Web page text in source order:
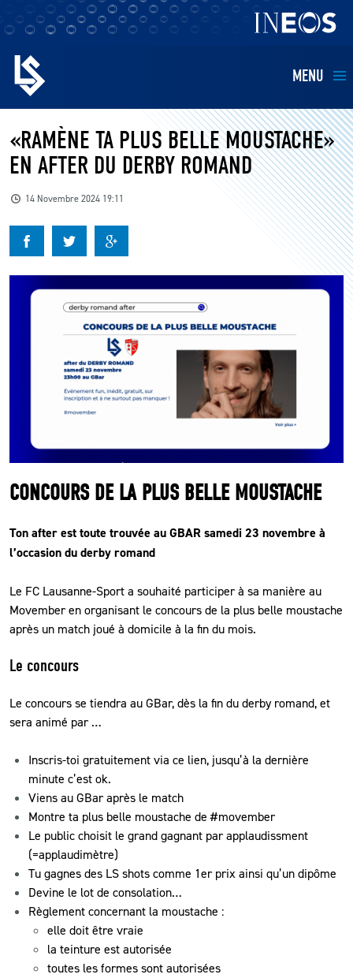
MENU
EQUIPES
BILLETTERIE
KIDS
BUSINESS
L’APP DU LS
MATCH DES CELEBRITES
PRESSE ET MEDIAS
«RAMÈNE TA PLUS BELLE MOUSTACHE»
EN AFTER DU DERBY ROMAND
14 Novembre 2024 19:11
CONCOURS DE LA PLUS BELLE MOUSTACHE
Ton after est toute trouvée au GBAR samedi 23 novembre à
l’occasion du derby romand
Le FC Lausanne-Sport a souhaité participer à sa manière au
Movember en organisant le concours de la plus belle moustache
après un match joué à domicile à la fin du mois.
Le concours
Le concours se tiendra au GBar, dès la fin du derby romand, et
sera animé par …
Inscris-toi gratuitement via ce lien, jusqu’à la dernière
minute c’est ok.
Viens au GBar après le match
Montre ta plus belle moustache de #movember
Le public choisit le grand gagnant par applaudissment
(=applaudimètre)
Tu gagnes des LS shots comme 1er prix ainsi qu’un dipôme
Devine le lot de consolation…
Règlement concernant la moustache :
elle doit être vraie
la teinture est autorisée
toutes les formes sont autorisées